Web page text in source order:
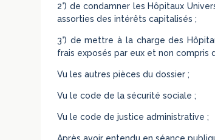
2°) de condamner les Hôpitaux
assorties des intérêts capitalisés ;
3°) de mettre à la charge des
frais exposés par eux et non compris
Vu les autres pièces du dossier ;
Vu le code de la sécurité sociale ;
Vu le code de justice administrative ;
Après avoir entendu en séance